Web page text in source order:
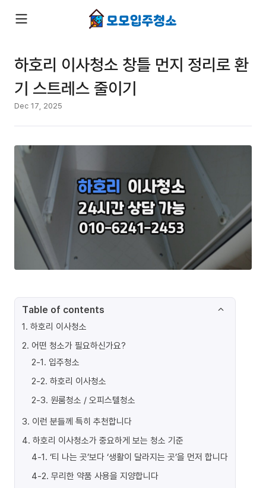
하호리 이사청소 창틀 먼지 정리로 환
기 스트레스 줄이기
Dec 17, 2025
Table of contents
1. 하호리 이사청소
2. 어떤 청소가 필요하신가요?
2-1. 입주청소
2-2. 하호리 이사청소
2-3. 원룸청소 / 오피스텔청소
3. 이런 분들께 특히 추천합니다
4. 하호리 이사청소가 중요하게 보는 청소 기준
4-1. ‘티 나는 곳’보다 ‘생활이 달라지는 곳’을 먼저 합니다
4-2. 무리한 약품 사용을 지양합니다